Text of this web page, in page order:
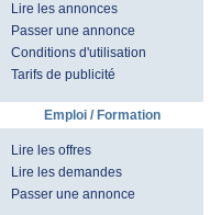
Lire les annonces
Passer une annonce
Conditions d'utilisation
Tarifs de publicité
Emploi / Formation
Lire les offres
Lire les demandes
Passer une annonce